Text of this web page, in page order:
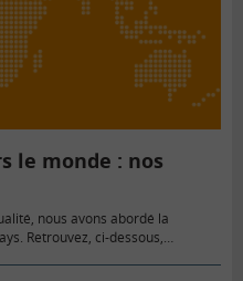
le monde : nos
nous avons abordé la
Retrouvez, ci-dessous,…